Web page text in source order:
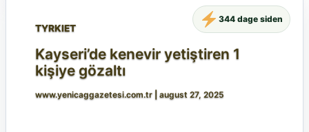
TYRKIET
Kayseri’de kenevir yetiştiren 1
kişiye gözaltı
www.yenicaggazetesi.com.tr august 27, 2025
344 dage siden